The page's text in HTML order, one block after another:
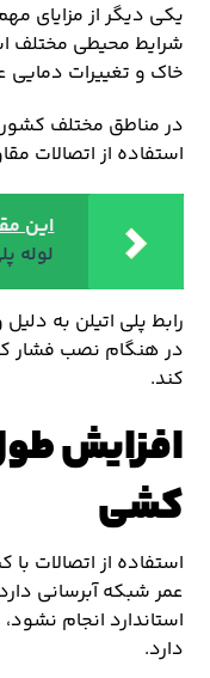
یکی دیگر از مزایای
شرایط محیطی مختلف
خاک و تغییرات دمایی
در مناطق مختلف
استفاده از اتصالات
این
لوله
رابط پلی اتیلن به
در هنگام نصب فشار
کند.
افزایش
کشی
استفاده از اتصالات
عمر شبکه آبرسانی
استاندارد انجام
دارد.